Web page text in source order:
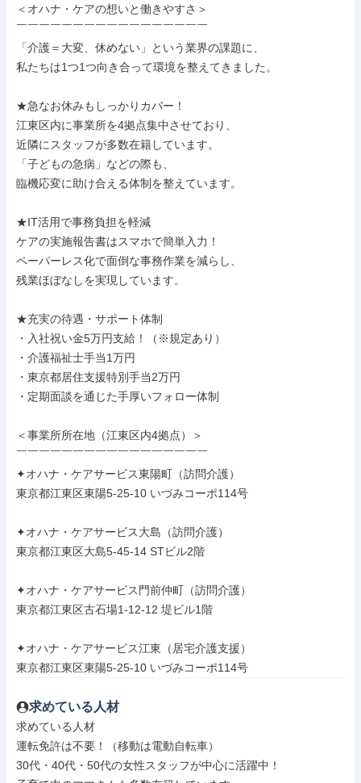
＜オハナ・ケアの想いと働きやすさ＞
￣￣￣￣￣￣￣￣￣￣￣￣￣￣￣￣￣
「介護＝大変、休めない」という業界の課題に、
私たちは1つ1つ向き合って環境を整えてきました。
★急なお休みもしっかりカバー！
江東区内に事業所を4拠点集中させており、
近隣にスタッフが多数在籍しています。
「子どもの急病」などの際も、
臨機応変に助け合える体制を整えています。
★IT活用で事務負担を軽減
ケアの実施報告書はスマホで簡単入力！
ペーパーレス化で面倒な事務作業を減らし、
残業ほぼなしを実現しています。
★充実の待遇・サポート体制
・入社祝い金5万円支給！（※規定あり）
・介護福祉士手当1万円
・東京都居住支援特別手当2万円
・定期面談を通じた手厚いフォロー体制
＜事業所所在地（江東区内4拠点）＞
￣￣￣￣￣￣￣￣￣￣￣￣￣￣￣￣￣
✦オハナ・ケアサービス東陽町（訪問介護）
東京都江東区東陽5-25-10 いづみコーポ114号
✦オハナ・ケアサービス大島（訪問介護）
東京都江東区大島5-45-14 STビル2階
✦オハナ・ケアサービス門前仲町（訪問介護）
東京都江東区古石場1-12-12 堤ビル1階
✦オハナ・ケアサービス江東（居宅介護支援）
東京都江東区東陽5-25-10 いづみコーポ114号
求めている人材
求めている人材
運転免許は不要！（移動は電動自転車）
30代・40代・50代の女性スタッフが中心に活躍中！